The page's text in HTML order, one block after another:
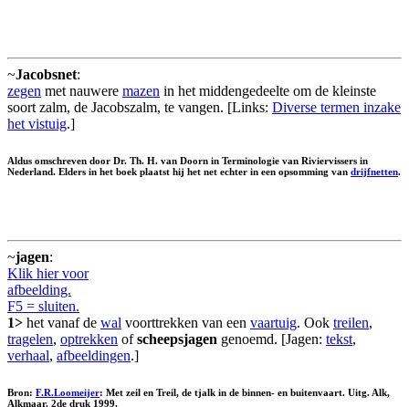
~Jacobsnet:
zegen met nauwere mazen in het middengedeelte om de kleinste
soort zalm, de Jacobszalm, te vangen. [Links: Diverse termen inzake
het vistuig.]
Aldus omschreven door Dr. Th. H. van Doorn in Terminologie van Riviervissers in
Nederland. Elders in het boek plaatst hij het net echter in een opsomming van drijfnetten.
~jagen:
Klik hier voor
afbeelding.
F5 = sluiten.
1> het vanaf de wal voorttrekken van een vaartuig. Ook treilen,
tragelen, optrekken ofscheepsjagen genoemd. [Jagen: tekst,
verhaal, afbeeldingen.]
Bron: F.R.Loomeijer: Met zeil en Treil, de tjalk in de binnen- en buitenvaart. Uitg. Alk,
Alkmaar. 2de druk 1999.